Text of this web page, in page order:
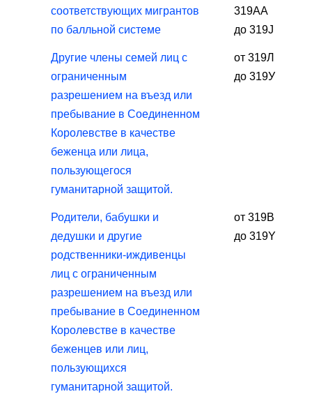
соответствующих мигрантов
по балльной системе
319AA
до 319J
Другие члены семей лиц с
ограниченным
разрешением на въезд или
пребывание в Соединенном
Королевстве в качестве
беженца или лица,
пользующегося
гуманитарной защитой.
от 319Л
до 319У
Родители, бабушки и
дедушки и другие
родственники-иждивенцы
лиц с ограниченным
разрешением на въезд или
пребывание в Соединенном
Королевстве в качестве
беженцев или лиц,
пользующихся
гуманитарной защитой.
от 319В
до 319Y